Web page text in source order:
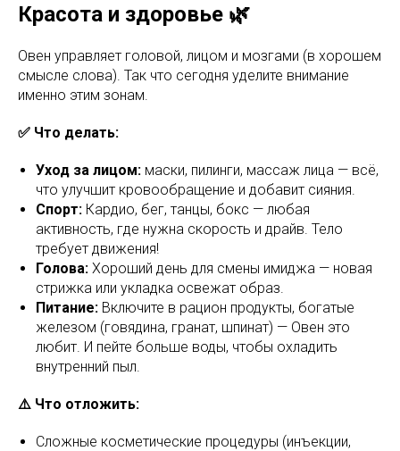
Красота и здоровье 🌿
Овен управляет головой, лицом и мозгами (в хорошем
смысле слова). Так что сегодня уделите внимание
именно этим зонам.
✅ Что делать:
Уход за лицом: маски, пилинги, массаж лица — всё,
что улучшит кровообращение и добавит сияния.
Спорт: Кардио, бег, танцы, бокс — любая
активность, где нужна скорость и драйв. Тело
требует движения!
Голова: Хороший день для смены имиджа — новая
стрижка или укладка освежат образ.
Питание: Включите в рацион продукты, богатые
железом (говядина, гранат, шпинат) — Овен это
любит. И пейте больше воды, чтобы охладить
внутренний пыл.
⚠️ Что отложить:
Сложные косметические процедуры (инъекции,